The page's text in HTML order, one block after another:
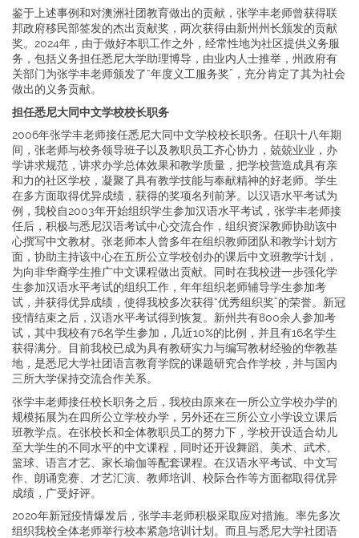
鉴于上述事例和对澳洲社团教育做出的贡献，张学丰老师曾获得联
邦政府移民部签发的杰出贡献奖，两次获得由新州州长颁发的贡献
奖。2024年，由于做好本职工作之外，经常性地为社区提供义务服
务，包括义务担任悉尼大学助理博导，由业内人士推举，州政府有
关部门为张学丰老师颁发了“年度义工服务奖”，充分肯定了其为社会
做出的义务贡献。
担任悉尼大同中文学校校长职务
2006年张学丰老师接任悉尼大同中文学校校长职务。任职十八年期
间，张老师与校务领导班子以及教职员工齐心协力，兢兢业业，办
学讲求规范，讲求办学总体效果和教学质量，把学校营造成具有亲
和力的社区学校，凝聚了具有教学技能与奉献精神的好老师。学生
在多方面取得优异成绩，获得的奖项名列前茅。以汉语水平考试为
例，我校自2003年开始组织学生参加汉语水平考试，张学丰老师接
任后，积极与悉尼汉语考试中心交流合作，组织资深教师协助该中
心撰写中文教材。张老师本人曾多年在组织教师团队和教学计划方
面，协助主持该中心在五所公立学校创办的课后中文班教学计划，
为向非华裔学生推广中文课程做出贡献。同时在我校进一步强化学
生参加汉语水平考试的组织工作，年年组织老师辅导学生参加考
试，并获得优异成绩，使得我校多次获得“优秀组织奖”的荣誉。新冠
疫情结束之后，汉语水平考试得到恢复。新州共有800余人参加考
试，其中我校有76名学生参加，几近10%的比例，并且有16名学生
获得满分。目前我校已成为具有教研实力与编写教材经验的华教基
地，是悉尼大学社团语言教育学院的课题研究合作学校，并与国内
三所大学保持交流合作关系。
张学丰老师接任校长职务之后，我校由原来在一所公立学校办学的
规模拓展为在四所公立学校办学，另外还在三所公立小学设立课后
班教学点。在张校长和全体教职员工的努力下，学校开设适合幼儿
至大学生的不同水平的中文课程，同时还开设舞蹈、美术、武术、
篮球、语言才艺、家长瑜伽等配套课程。在汉语水平考试、中文写
作、朗诵竞赛、才艺汇演、教师培训、校际合作等方面都取得优异
成绩，广受好评。
2020年新冠疫情爆发后，张学丰老师积极采取应对措施。率先多次
组织我校全体老师举行校本紧急培训计划。而且与悉尼大学社团语